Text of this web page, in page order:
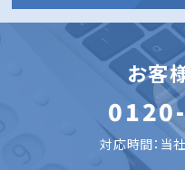
お客
対応時間：当